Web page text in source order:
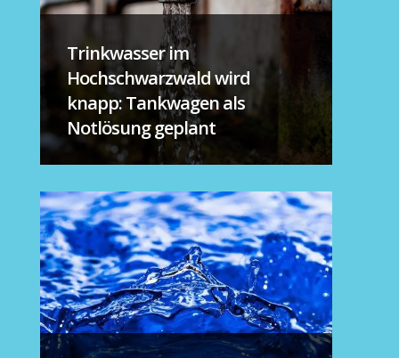
Trinkwasser im
Hochschwarzwald wird
knapp: Tankwagen als
Notlösung geplant